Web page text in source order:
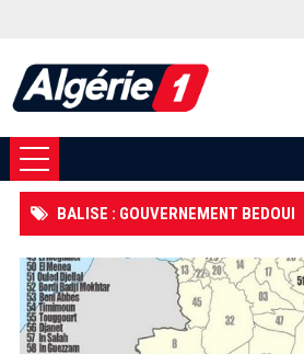
BALISE : GOUVERNEMENT BEDOUI